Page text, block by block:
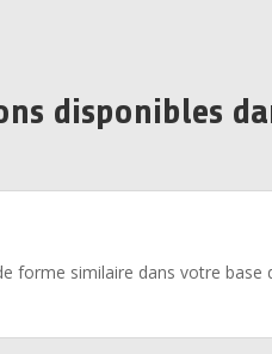
disponibles
forme similaire dans votre